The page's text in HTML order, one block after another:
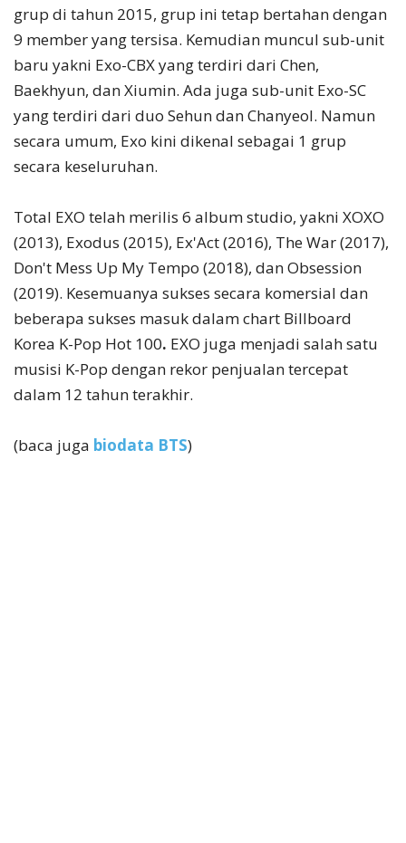
grup di tahun 2015, grup ini tetap bertahan dengan
9 member yang tersisa. Kemudian muncul sub-unit
baru yakni Exo-CBX yang terdiri dari Chen,
Baekhyun, dan Xiumin. Ada juga sub-unit Exo-SC
yang terdiri dari duo Sehun dan Chanyeol. Namun
secara umum, Exo kini dikenal sebagai 1 grup
secara keseluruhan.
Total EXO telah merilis 6 album studio, yakni XOXO
(2013), Exodus (2015), Ex'Act (2016), The War (2017),
Don't Mess Up My Tempo (2018), dan Obsession
(2019). Kesemuanya sukses secara komersial dan
beberapa sukses masuk dalam chart Billboard
Korea K-Pop Hot 100. EXO juga menjadi salah satu
musisi K-Pop dengan rekor penjualan tercepat
dalam 12 tahun terakhir.
(baca juga biodata BTS)